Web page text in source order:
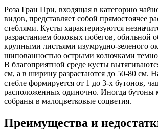
Роза Гран При, входящая в категорию
видов, представляет собой прямостоячее
стеблями. Кусты характеризуются
разрастанием боковых побегов, обильной
крупными листьями изумрудно-зеленого
шипованностью острыми колючками
В благоприятной среде кусты
см, а в ширину разрастаются до 50-80 см.
стебле формируется от 1 до 3-х бутонов,
расположенных одиночно. Иногда бутоны
собраны в малоцветковые соцветия.
Преимущества и